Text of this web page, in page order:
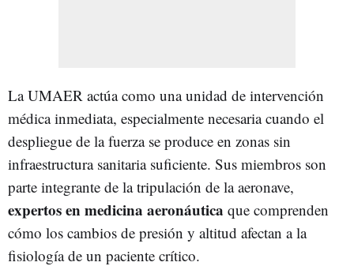
La UMAER actúa como una unidad de intervención
médica inmediata, especialmente necesaria cuando el
despliegue de la fuerza se produce en zonas sin
infraestructura sanitaria suficiente. Sus miembros son
parte integrante de la tripulación de la aeronave,
expertos en medicina aeronáutica que comprenden
cómo los cambios de presión y altitud afectan a la
fisiología de un paciente crítico.